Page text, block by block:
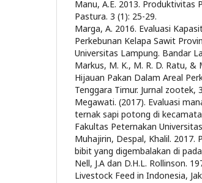
Manu, A.E. 2013. Produktivitas
Pastura. 3 (1): 25-29.
Marga, A. 2016. Evaluasi
Perkebunan Kelapa Sawit
Universitas Lampung. Bandar
Markus, M. K., M. R. D. Ratu, &
Hijauan Pakan Dalam Areal
Tenggara Timur. Jurnal zootek,
Megawati. (2017). Evaluasi
ternak sapi potong di
Fakultas Peternakan
Muhajirin, Despal, Khalil.
bibit yang digembalakan di
Nell, J.A dan D.H.L. Rollinson.
Livestock Feed in Indonesia,